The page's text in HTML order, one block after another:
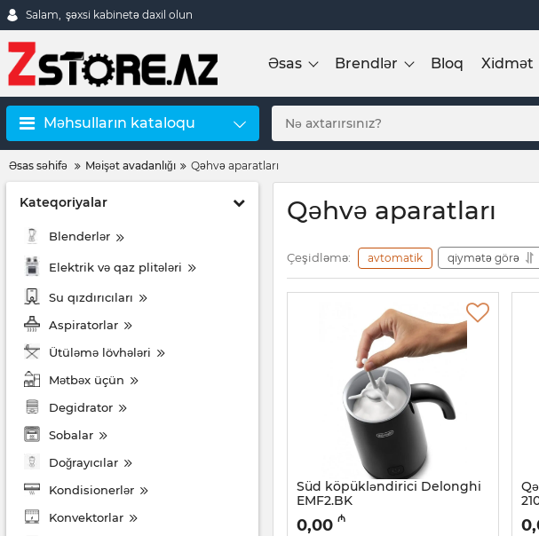
Salam, şəxsi kabinetə daxil olun
Əsas Brendlər Bloq Xidmət
Məhsulların kataloqu
Əsas səhifə Məişət avadanlığı Qəhvə aparatları
Kateqoriyalar
Blenderlər
Elektrik və qaz plitələri
Su qızdırıcıları
Aspiratorlar
Ütüləmə lövhələri
Mətbəx üçün
Degidrator
Sobalar
Doğrayıcılar
Kondisionerlər
Konvektorlar
Qəhvə aparatları
Çeşidləmə: avtomatik qiymətə görə
Süd köpükləndirici Delonghi
EMF2.BK
Artikul: 005038512
0,00 ₼